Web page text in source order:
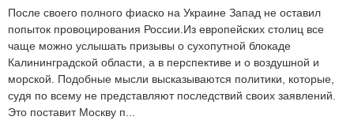
После своего полного фиаско на Украине Запад не оставил
попыток провоцирования России.Из европейских столиц все
чаще можно услышать призывы о сухопутной блокаде
Калининградской области, а в перспективе и о воздушной и
морской. Подобные мысли высказываются политики, которые,
судя по всему не представляют последствий своих заявлений.
Это поставит Москву п...